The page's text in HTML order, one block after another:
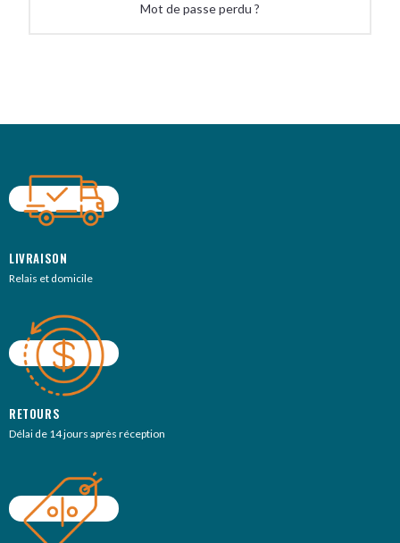
Mot de passe perdu ?
LIVRAISON
Relais et domicile
RETOURS
Délai de 14 jours après réception